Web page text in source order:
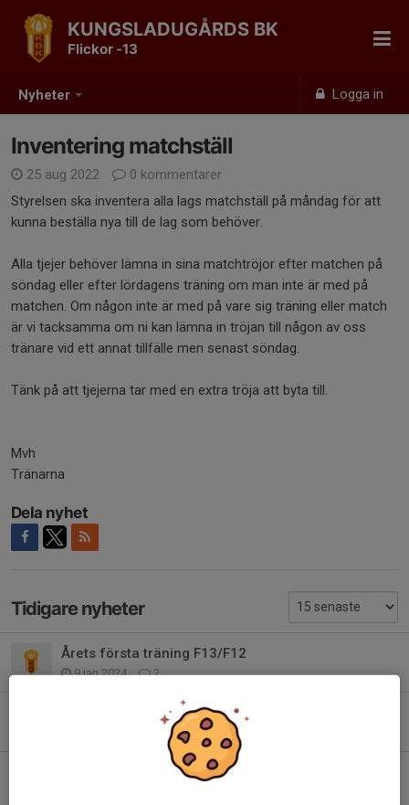
Nyheter Logga in
KUNGSLADUGÅRDS BK
Flickor -13
Inventering matchställ
25 aug 2022
0 kommentarer
Styrelsen ska inventera alla lags matchställ på måndag för att
kunna beställa nya till de lag som behöver.
Alla tjejer behöver lämna in sina matchtröjor efter matchen på
söndag eller efter lördagens träning om man inte är med på
matchen. Om någon inte är med på vare sig träning eller match
är vi tacksamma om ni kan lämna in tröjan till någon av oss
tränare vid ett annat tillfälle men senast söndag.
Tänk på att tjejerna tar med en extra tröja att byta till.
Mvh
Tränarna
Dela nyhet
Tidigare nyheter
Årets första träning F13/F12
9 jan 2024 2
Inställd träning 29/11
Försäljning av bingolotter till uppesittarkvällen